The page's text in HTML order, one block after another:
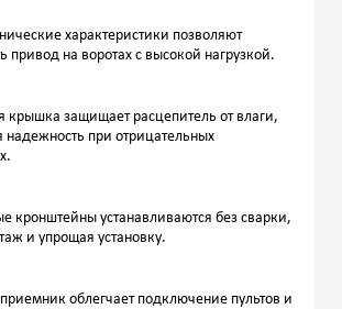
характеристики позволяют
привод на воротах с высокой нагрузкой.
крышка защищает расцепитель от влаги,
надежность при отрицательных
кронштейны устанавливаются без сварки,
и упрощая установку.
облегчает подключение пультов и